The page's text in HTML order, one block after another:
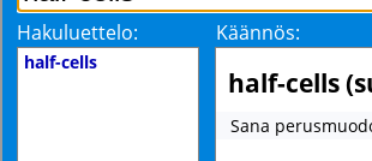
Hakuluettelo: Käännös:
half-cells
half-cells
Sana